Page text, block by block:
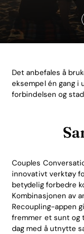
Det anbefales å
eksempel én gang i
forbindelsen og
Couples
innovativt verktøy
betydelig forbedre
Kombinasjonen av
Recoupling-appen
fremmer et sunt og
dag med å utnytte